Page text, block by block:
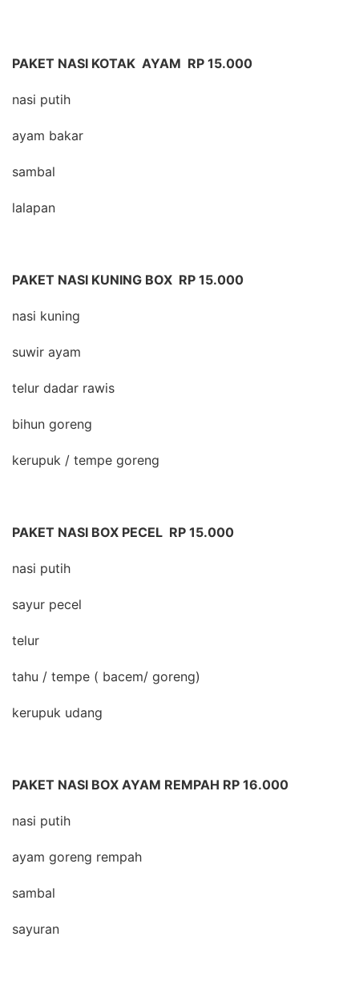
PAKET NASI KOTAK AYAM RP 15.000
nasi putih
ayam bakar
sambal
lalapan
PAKET NASI KUNING BOX RP 15.000
nasi kuning
suwir ayam
telur dadar rawis
bihun goreng
kerupuk / tempe goreng
PAKET NASI BOX PECEL RP 15.000
nasi putih
sayur pecel
telur
tahu / tempe ( bacem/ goreng)
kerupuk udang
PAKET NASI BOX AYAM REMPAH RP 16.000
nasi putih
ayam goreng rempah
sambal
sayuran